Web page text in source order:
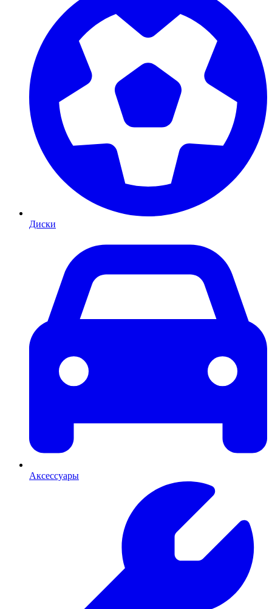
Диски
Аксессуары